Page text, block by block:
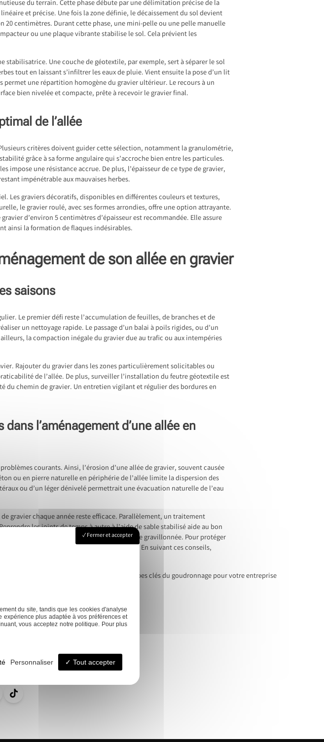
du terrain. Cette phase débute par une délimitation précise de la
et précise. Une fois la zone définie, le décaissement du sol devient
20 centimètres. Durant cette phase, une mini-pelle ou une pelle manuelle
ou une plaque vibrante stabilise le sol. Cela prévient les
Une couche de géotextile, par exemple, sert à séparer le sol
tout en laissant s’infiltrer les eaux de pluie. Vient ensuite la pose d’un lit
permet une répartition homogène du gravier ultérieur. Le recours à un
bien nivelée et compacte, prête à recevoir le gravier final.
de l’allée
critères doivent guider cette sélection, notamment la granulométrie,
grâce à sa forme angulaire qui s’accroche bien entre les particules.
impose une résistance accrue. De plus, l’épaisseur de ce type de gravier,
impénétrable aux mauvaises herbes.
Les graviers décoratifs, disponibles en différentes couleurs et textures,
le gravier roulé, avec ses formes arrondies, offre une option attrayante.
d’environ 5 centimètres d’épaisseur est recommandée. Elle assure
ainsi la formation de flaques indésirables.
de son allée en gravier
saisons
Le premier défi reste l’accumulation de feuilles, de branches et de
un nettoyage rapide. Le passage d’un balai à poils rigides, ou d’un
la compaction inégale du gravier due au trafic ou aux intempéries
Rajouter du gravier dans les zones particulièrement solicitables ou
de l’allée. De plus, surveiller l’installation du feutre géotextile est
du chemin de gravier. Un entretien vigilant et régulier des bordures en
l’aménagement d’une allée en
courants. Ainsi, l’érosion d’une allée de gravier, souvent causée
ou en pierre naturelle en périphérie de l’allée limite la dispersion des
ou d’un léger dénivelé permettrait une évacuation naturelle de l’eau
gravier chaque année reste efficace. Parallèlement, un traitement
les joints de temps à autre à l’aide de sable stabilisé aide au bon
la pérennité et l’élégance de votre surface gravillonnée. Pour protéger
permet d’ajuster l’épaisseur des matériaux. En suivant ces conseils,
Découvrez les étapes clés du goudronnage pour votre entreprise
Fermer et accepter
du site, tandis que les cookies d'analyse
plus adaptée à vos préférences et
vous acceptez notre politique. Pour plus
Tout accepter
Personnaliser